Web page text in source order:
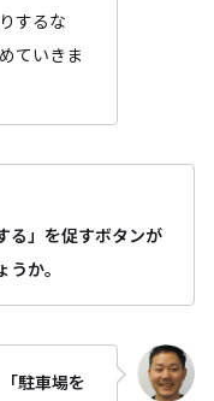
するな
ていきま
る」を促すボタンが
か。
駐車場を